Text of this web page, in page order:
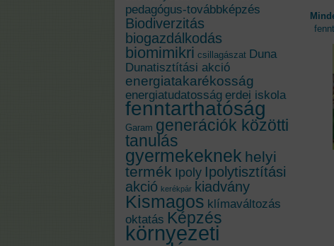
pedagógus-továbbképzés
Biodiverzitás
biogazdálkodás
biomimikri csillagászat Duna
Dunatisztítási akció
energiatakarékosság
energiatudatosság erdei iskola
fenntarthatóság
Garam generációk közötti
tanulás
gyermekeknek helyi
termék Ipoly Ipolytisztítási
akció kerékpár kiadvány
Kismagos klímaváltozás
oktatás Képzés
környezeti